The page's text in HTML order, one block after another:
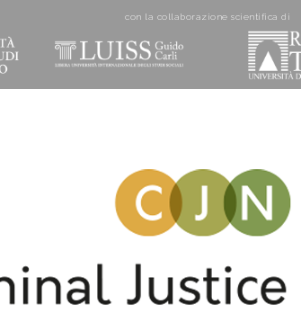
con la collaborazione scientifica di